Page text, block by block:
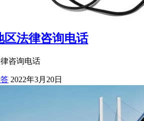
区法律咨询电话
咨询电话
2022年3月20日